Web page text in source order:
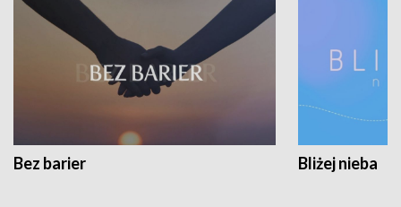
Bez barier Bliżej nieba